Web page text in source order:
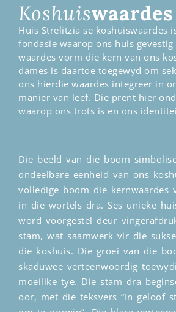
Koshuiswaardes
Huis Strelitzia se koshuiswaardes
fondasie waarop ons huis
waardes vorm die kern van ons
dames is daartoe toegewyd om
ons hierdie waardes integreer in
manier van leef. Die prent hier
waarop ons trots is en ons
Die beeld van die boom
ondeelbare eenheid van ons
volledige boom die kernwaardes
in die wortels dra. Ses unieke
word voorgestel deur
stam, wat saamwerk vir die
die koshuis. Die groei van die
skaduwee verteenwoordig
moeilike tye. Die stam dra
oor, met die teksvers “In geloof